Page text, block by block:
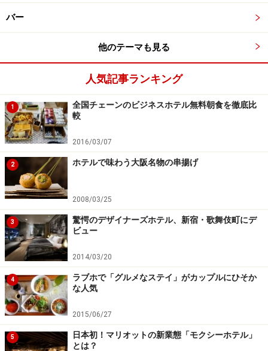
野菜への気遣いも嬉しい限り。煮物や焼き魚など、これ
ぞ朝食！ といったご飯がすすむメニューが用意されてお
り好評を博しています。
朝食時に無料開放される自販機
カップドリンクの自動販売機が朝食時には無料
も、宿泊者にとって嬉しい特徴の一つです。
スーパーホテルオフィシャルサイト朝食紹介
さぁ残りの２チェーンはどのような内容でしょうか！？
※記事内容は執筆時点のものです。最新の内容をご確認くださ
い。
バー
他のテーマも見る
人気記事ランキング
1
全国チェーンのビジネスホテル無料朝食を徹底比
較
2016/03/07
2 ホテルで味わう大阪名物の串揚げ
2008/03/25
3
驚愕のデザイナーズホテル、新宿・歌舞伎町にデ
ビュー
2014/03/20
4
ラブホで「グルメなステイ」がカップルにひそか
な人気
2015/06/27
5
日本初！マリオットの新業態「モクシーホテル」
とは？